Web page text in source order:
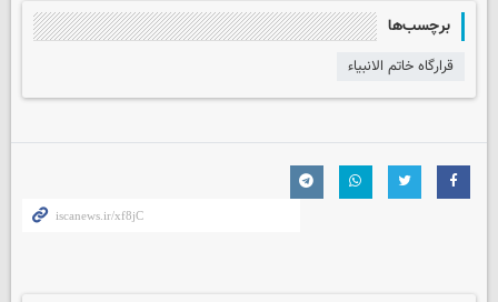
برچسب‌ها
قرارگاه خاتم الانبیاء